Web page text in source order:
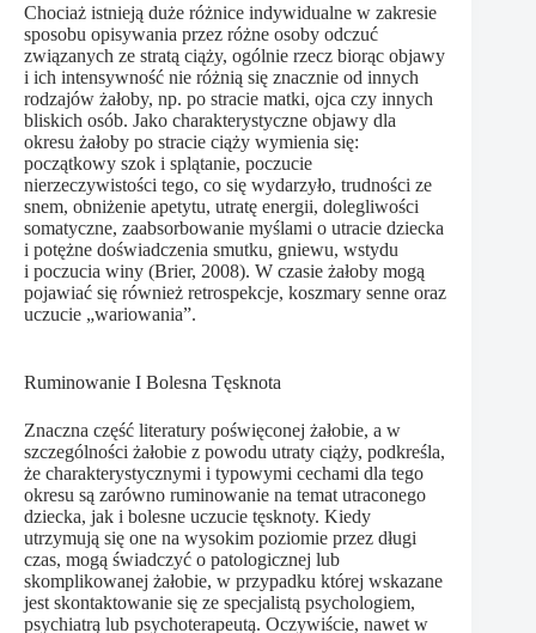
Chociaż istnieją duże różnice indywidualne w zakresie
sposobu opisywania przez różne osoby odczuć
związanych ze stratą ciąży, ogólnie rzecz biorąc objawy
i ich intensywność nie różnią się znacznie od innych
rodzajów żałoby, np. po stracie matki, ojca czy innych
bliskich osób. Jako charakterystyczne objawy dla
okresu żałoby po stracie ciąży wymienia się:
początkowy szok i splątanie, poczucie
nierzeczywistości tego, co się wydarzyło, trudności ze
snem, obniżenie apetytu, utratę energii, dolegliwości
somatyczne, zaabsorbowanie myślami o utracie dziecka
i potężne doświadczenia smutku, gniewu, wstydu
i poczucia winy (Brier, 2008). W czasie żałoby mogą
pojawiać się również retrospekcje, koszmary senne oraz
uczucie „wariowania”.
Ruminowanie I Bolesna Tęsknota
Znaczna część literatury poświęconej żałobie, a w
szczególności żałobie z powodu utraty ciąży, podkreśla,
że charakterystycznymi i typowymi cechami dla tego
okresu są zarówno ruminowanie na temat utraconego
dziecka, jak i bolesne uczucie tęsknoty. Kiedy
utrzymują się one na wysokim poziomie przez długi
czas, mogą świadczyć o patologicznej lub
skomplikowanej żałobie, w przypadku której wskazane
jest skontaktowanie się ze specjalistą psychologiem,
psychiatrą lub psychoterapeutą. Oczywiście, nawet w